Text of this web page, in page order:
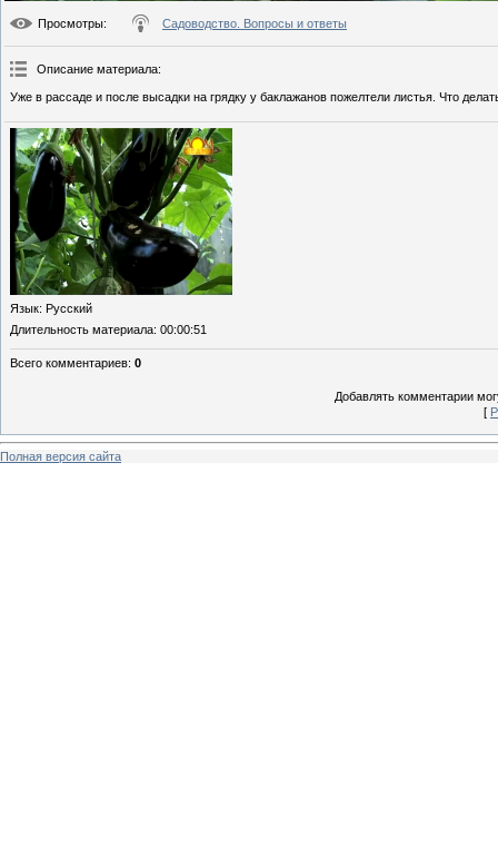
Просмотры: Садоводство. Вопросы и ответы
Описание материала:
Уже в рассаде и после высадки на грядку у баклажанов пожелтели листья. Что
Язык: Русский
Длительность материала: 00:00:51
Всего комментариев: 0
Добавлять комментарии
[
Полная версия сайта